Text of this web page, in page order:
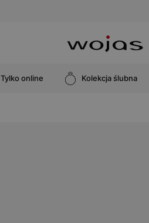
Tylko online Kolekcja ślubna